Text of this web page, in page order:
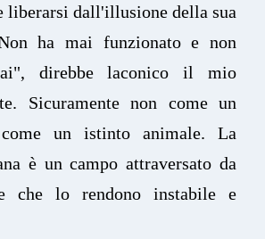
liberarsi dall'illusione della sua
ha mai funzionato e non
direbbe laconico il mio
Sicuramente non come un
un istinto animale. La
è un campo attraversato da
che lo rendono instabile e